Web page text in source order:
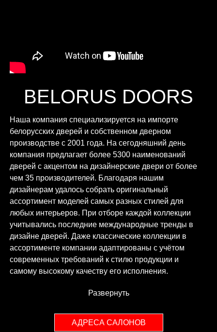
BELORUS DOORS
Наша компания специализируется на импорте
белорусских дверей и собственном дверном
производстве с 2001 года. На сегодняшний день
компания предлагает более 5300 наименований
дверей с акцентом на дизайнерские двери от более
чем 35 производителей. Благодаря нашим
дизайнерам удалось собрать оригинальный
ассортимент моделей самых разных стилей для
любых интерьеров. При отборе каждой коллекции
учитывались последние международные тренды в
дизайне дверей. Даже классические коллекции в
ассортименте компании адаптированы с учётом
современных требований к стилю продукции и
самому высокому качеству его исполнения.
Развернуть
АДРЕСА САЛОНОВ